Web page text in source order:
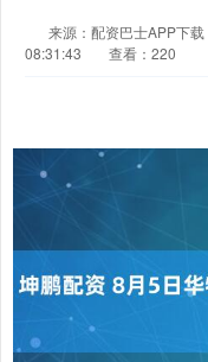
来源：配资巴士APP下载
08:31:43
查看：220